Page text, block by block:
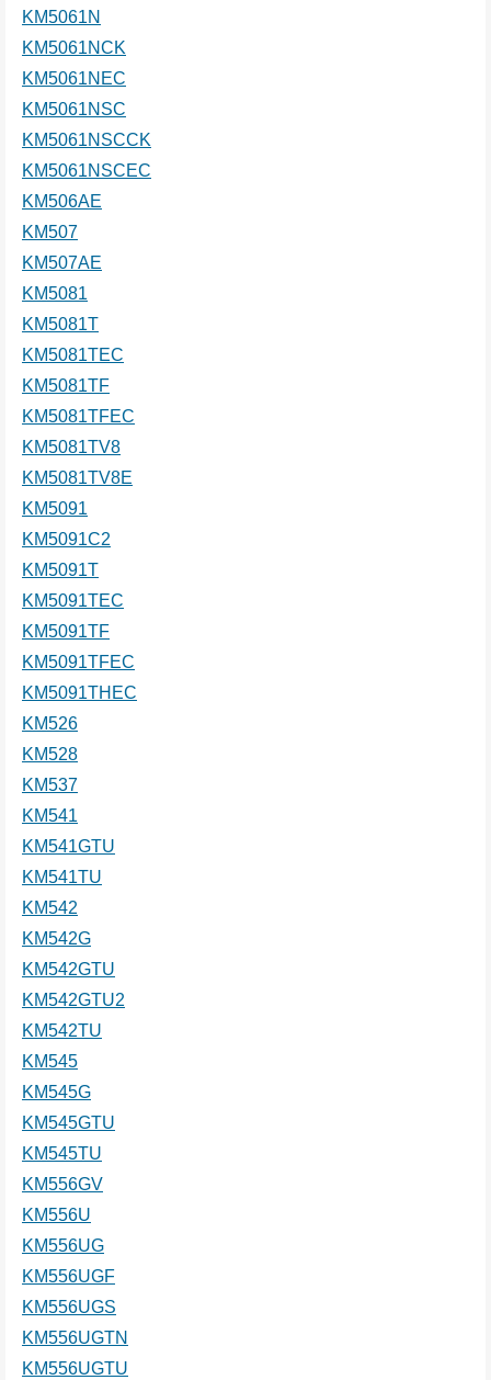
KM5061N
KM5061NCK
KM5061NEC
KM5061NSC
KM5061NSCCK
KM5061NSCEC
KM506AE
KM507
KM507AE
KM5081
KM5081T
KM5081TEC
KM5081TF
KM5081TFEC
KM5081TV8
KM5081TV8E
KM5091
KM5091C2
KM5091T
KM5091TEC
KM5091TF
KM5091TFEC
KM5091THEC
KM526
KM528
KM537
KM541
KM541GTU
KM541TU
KM542
KM542G
KM542GTU
KM542GTU2
KM542TU
KM545
KM545G
KM545GTU
KM545TU
KM556GV
KM556U
KM556UG
KM556UGF
KM556UGS
KM556UGTN
KM556UGTU